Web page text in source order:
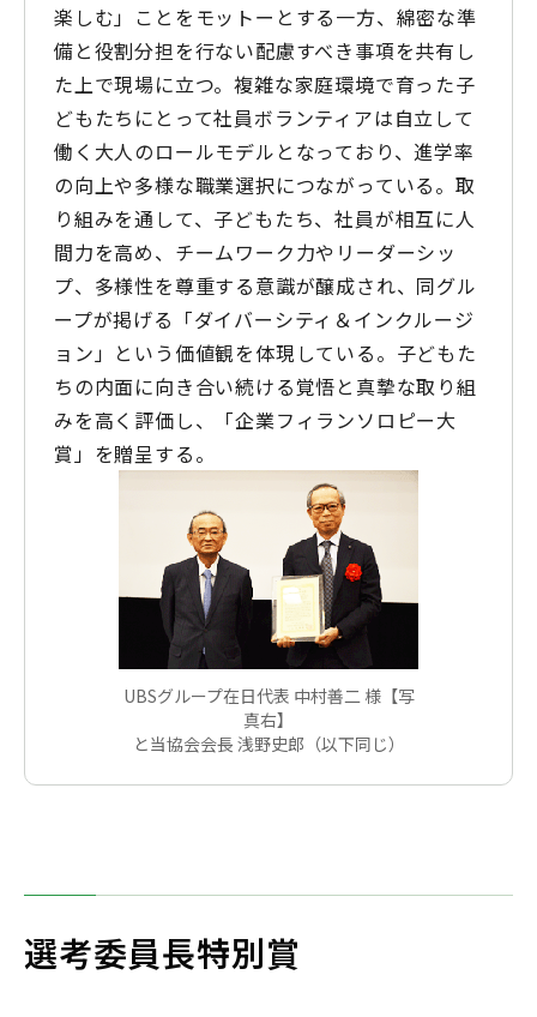
楽しむ」ことをモットーとする一方、綿密な準
備と役割分担を行ない配慮すべき事項を共有し
た上で現場に立つ。複雑な家庭環境で育った子
どもたちにとって社員ボランティアは自立して
働く大人のロールモデルとなっており、進学率
の向上や多様な職業選択につながっている。取
り組みを通して、子どもたち、社員が相互に人
間力を高め、チームワーク力やリーダーシッ
プ、多様性を尊重する意識が醸成され、同グル
ープが掲げる「ダイバーシティ＆インクルージ
ョン」という価値観を体現している。子どもた
ちの内面に向き合い続ける覚悟と真摯な取り組
みを高く評価し、「企業フィランソロピー大
賞」を贈呈する。
UBSグループ在日代表 中村善二 様【写
真右】
と当協会会長 浅野史郎（以下同じ）
選考委員長特別賞